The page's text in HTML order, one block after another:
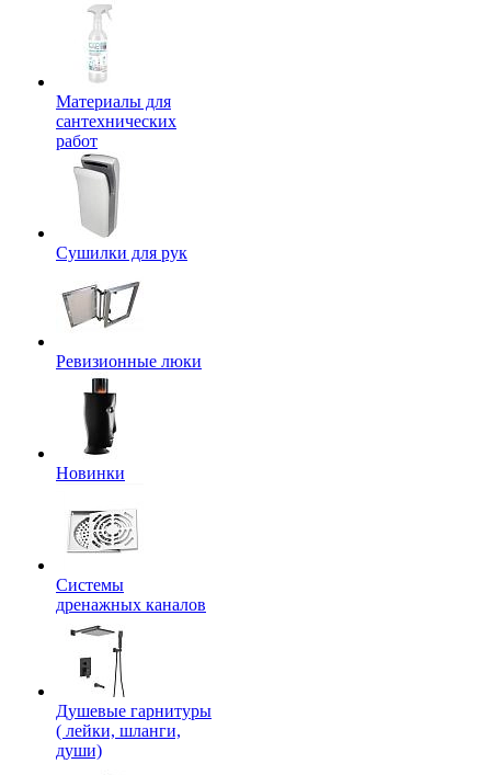
Материалы для
сантехнических
работ
Сушилки для рук
Ревизионные люки
Новинки
Системы
дренажных каналов
Душевые гарнитуры
( лейки, шланги,
души)